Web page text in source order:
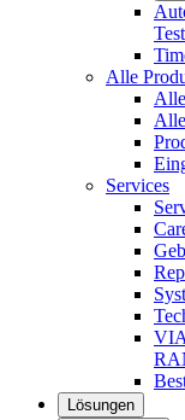
Alle
Services
Lösungen